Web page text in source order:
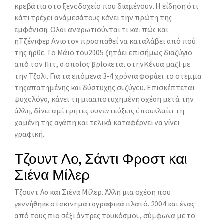
κρεβάτια στο ξενοδοχείο που διαμένουν. Η είδηση ότι
κάτι τρέχει ανάμεσάτους κάνει την πρώτη της
εμφάνιση. Ολοι αναρωτιούνται τι και πώς και
ηΤζένιφερ Ανιστον προσπαθεί να καταλάβει από πού
της ήρθε. Το Μάιο του2005 ζητάει επισήμως διαζύγιο
από τον Πιτ, ο οποίος βρίσκεται στηνΚένυα μαζί με
την Τζολί. Για τα επόμενα 3-4 χρόνια φοράει το στέμμα
τηςαπατημένης και δύστυχης συζύγου. Επισκέπτεται
ψυχολόγο, κάνει τη μιααποτυχημένη σχέση μετά την
άλλη, δίνει αμέτρητες συνεντεύξεις όπουκλαίει τη
χαμένη της αγάπη και τελικά καταφέρνει να γίνει
γραφική.
Τζουντ Λο, Σάντι Φροστ και
Σιένα Μίλερ
Τζουντ Λο και Σιένα Μίλερ. Άλλη μια σχέση που
γεννήθηκε στακινηματογραφικά πλατό. 2004 και ένας
από τους πιο σέξι άντρες τουκόσμου, σύμφωνα με το